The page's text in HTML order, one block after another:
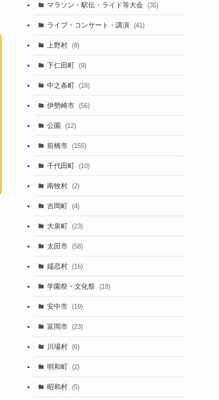
マラソン・駅伝・ライド等大会 (35)
ライブ・コンサート・講演 (41)
上野村 (8)
下仁田町 (9)
中之条町 (18)
伊勢崎市 (56)
公園 (12)
前橋市 (155)
千代田町 (10)
南牧村 (2)
吉岡町 (4)
大泉町 (23)
太田市 (58)
嬬恋村 (16)
学園祭・文化祭 (18)
安中市 (19)
富岡市 (23)
川場村 (6)
明和町 (2)
昭和村 (5)